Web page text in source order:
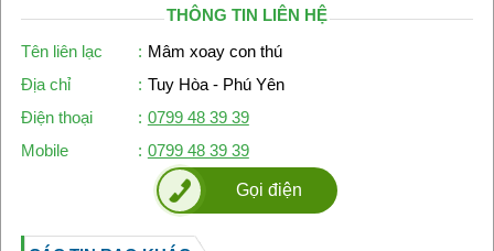
THÔNG TIN LIÊN HỆ
Tên liên lạc
: Mâm xoay con thú
Địa chỉ
: Tuy Hòa - Phú Yên
Điện thoại
: 0799 48 39 39
Mobile
: 0799 48 39 39
Gọi điện